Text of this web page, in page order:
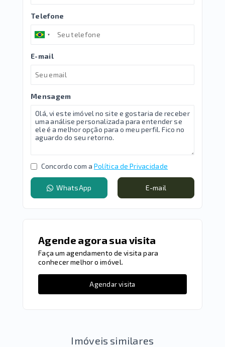
Telefone
E-mail
Mensagem
Concordo com a Política de Privacidade
WhatsApp E-mail
Agende agora sua visita
Faça um agendamento de visita para
conhecer melhor o imóvel.
Agendar visita
Imóveis similares